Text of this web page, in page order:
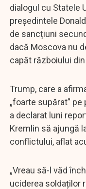
dialogul cu Statele
președintele
de sancțiuni
dacă Moscova nu
capăt războiului
Trump, care a
„foarte supărat”
a declarat luni
Kremlin să ajungă
conflictului, aflat
„Vreau să-l văd
uciderea soldaților